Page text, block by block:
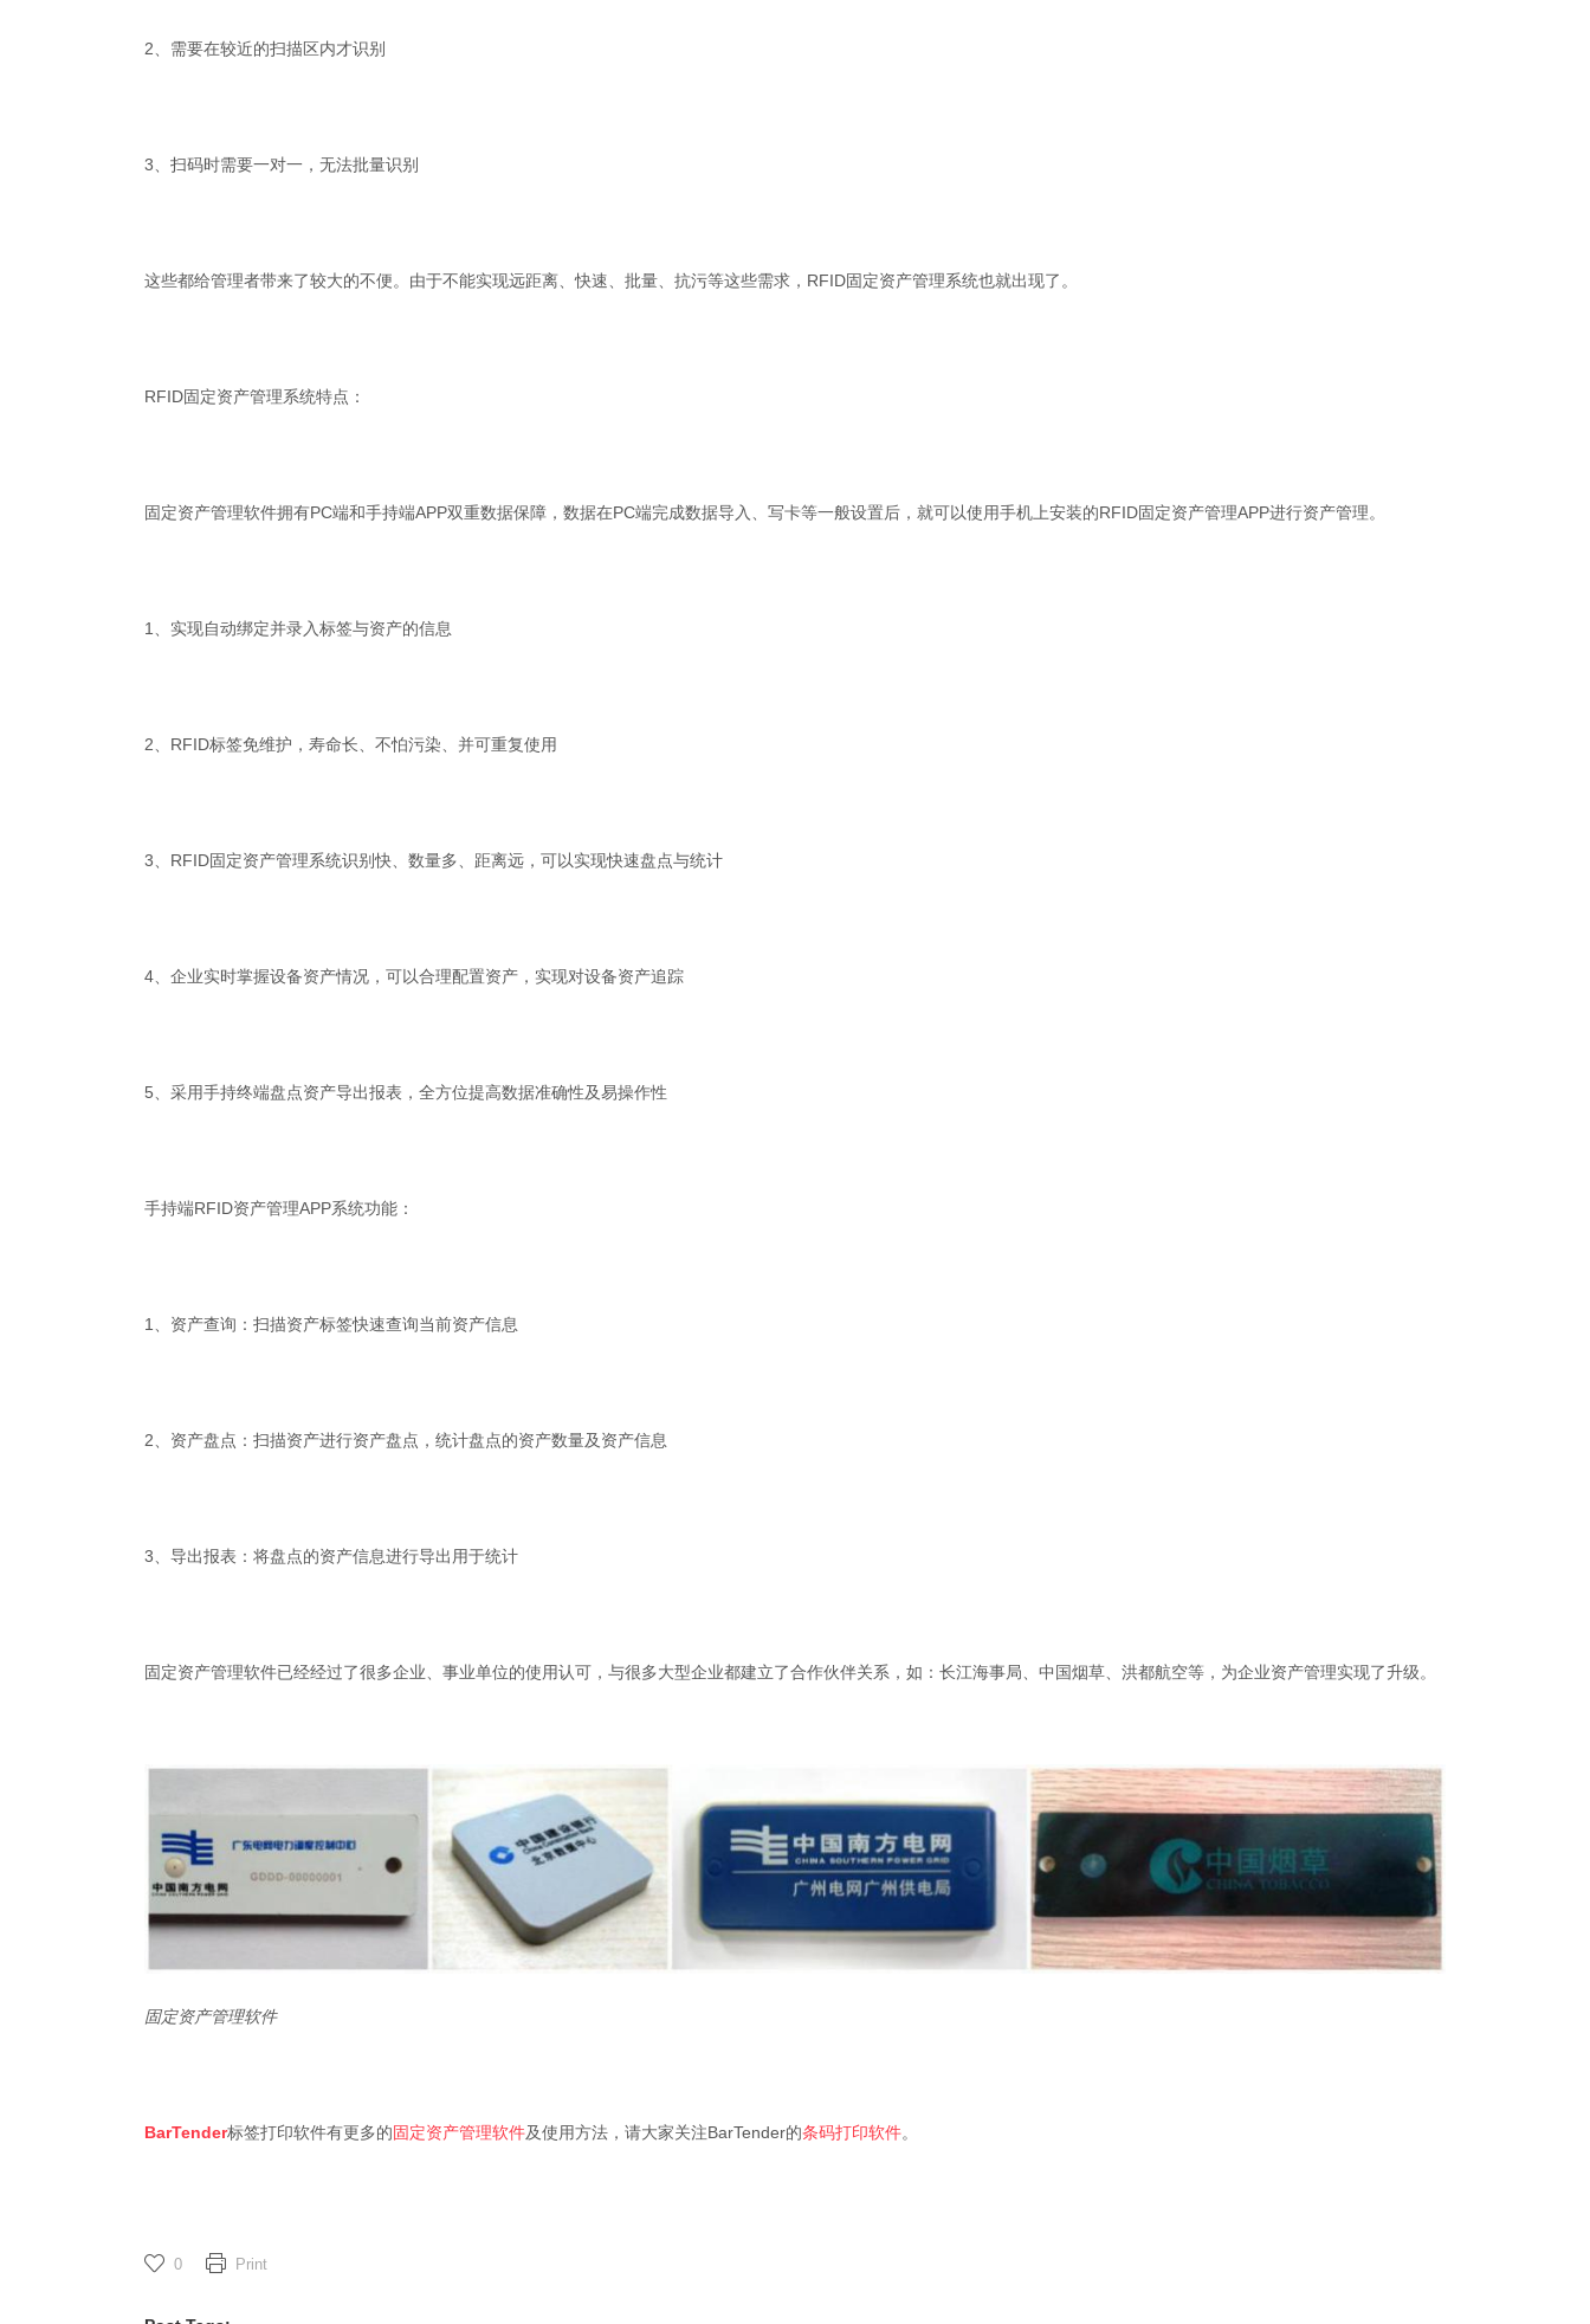
2、需要在较近的扫描区内才识别
3、扫码时需要一对一，无法批量识别
这些都给管理者带来了较大的不便。由于不能实现远距离、快速、批量、抗污等这些需求，RFID固定资产管理系统也就出现了。
RFID固定资产管理系统特点：
固定资产管理软件拥有PC端和手持端APP双重数据保障，数据在PC端完成数据导入、写卡等一般设置后，就可以使用手机上安装的RFID固定资产管理APP进行资产管理。
1、实现自动绑定并录入标签与资产的信息
2、RFID标签免维护，寿命长、不怕污染、并可重复使用
3、RFID固定资产管理系统识别快、数量多、距离远，可以实现快速盘点与统计
4、企业实时掌握设备资产情况，可以合理配置资产，实现对设备资产追踪
5、采用手持终端盘点资产导出报表，全方位提高数据准确性及易操作性
手持端RFID资产管理APP系统功能：
1、资产查询：扫描资产标签快速查询当前资产信息
2、资产盘点：扫描资产进行资产盘点，统计盘点的资产数量及资产信息
3、导出报表：将盘点的资产信息进行导出用于统计
固定资产管理软件已经经过了很多企业、事业单位的使用认可，与很多大型企业都建立了合作伙伴关系，如：长江海事局、中国烟草、洪都航空等，为企业资产管理实现了升级。
固定资产管理软件
BarTender标签打印软件有更多的固定资产管理软件及使用方法，请大家关注BarTender的条码打印软件。
0 Print